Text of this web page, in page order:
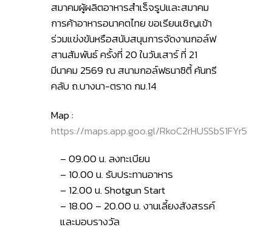
สมาคมผู้ผลิตอาหารสำเร็จรูปและสมาคม
การค้าอาหารอนาคตไทย ขอเรียนเชิญเข้า
ร่วมแข่งขันหรือสนับสนุนการจัดงานกอล์ฟ
สานสัมพันธ์ ครั้งที่ 20 ในวันเสาร์ ที่ 21
มีนาคม 2569 ณ สนามกอล์ฟธนาซิตี้ คันทรี
คลับ ถ.บางนา-ตราด กม.14
Map :
https://maps.app.goo.gl/RkoC2rHUSSbS1FYr5
– 09.00 น. ลงทะเบียน
– 10.00 น. รับประทานอาหาร
– 12.00 น. Shotgun Start
– 18.00 – 20.00 น. งานเลี้ยงสังสรรค์
และมอบรางวัล